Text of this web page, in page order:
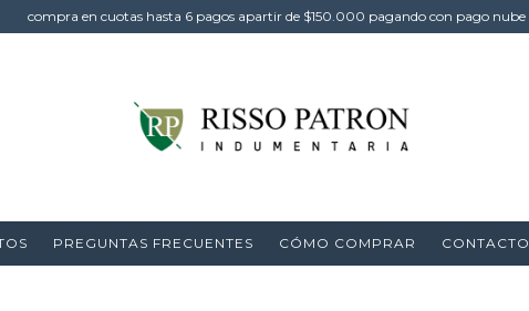
compra en cuotas hasta 6 pagos apartir de $150.000 pagando con pago nube
PREGUNTAS FRECUENTES CÓMO COMPRAR CONTACTO